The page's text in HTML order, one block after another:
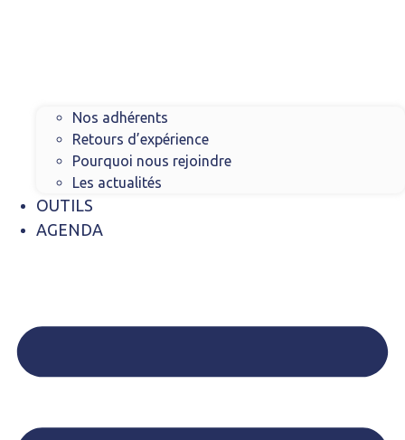
Nos adhérents
Retours d’expérience
Pourquoi nous rejoindre
Les actualités
OUTILS
AGENDA